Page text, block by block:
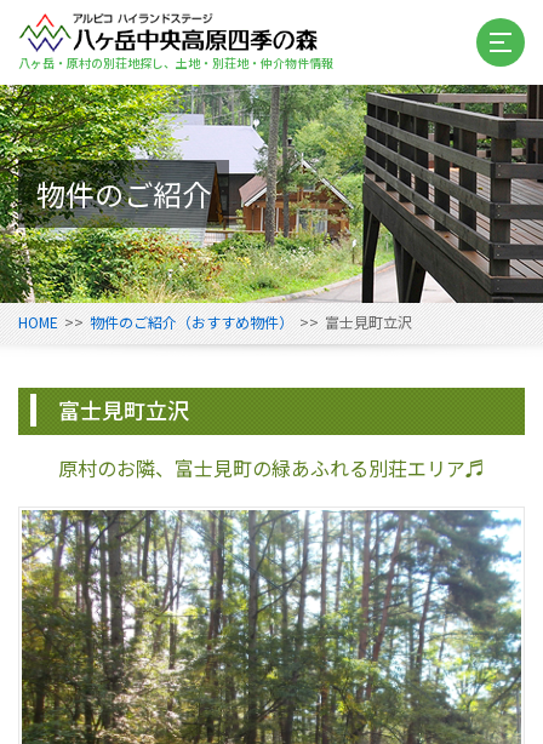
八ヶ岳・原村の別荘地探し、土地・別荘地・仲介物件情報
物件のご紹介
HOME >> 物件のご紹介（おすすめ物件） >> 富士見町立沢
富士見町立沢
原村のお隣、富士見町の緑あふれる別荘エリア♬